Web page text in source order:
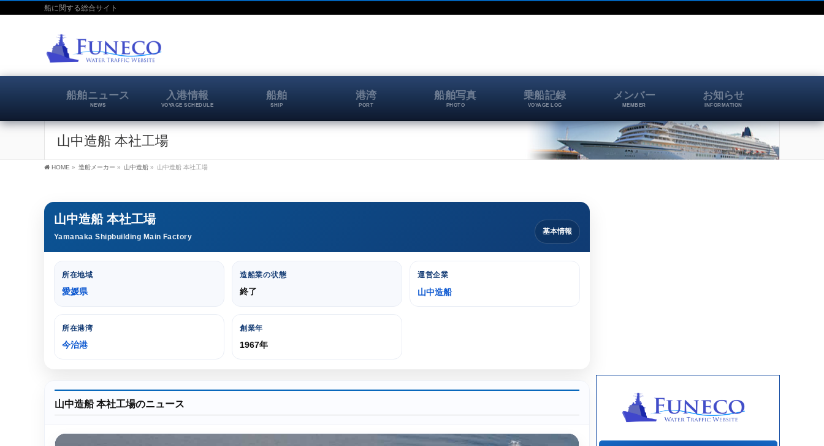
船に関する総合サイト
船舶ニュース
NEWS
入港情報
VOYAGE SCHEDULE
船舶
SHIP
港湾
PORT
船舶写真
PHOTO
乗船記録
VOYAGE LOG
メンバー
MEMBER
お知らせ
INFORMATION
山中造船 本社工場
HOME » 造船メーカー » 山中造船 » 山中造船 本社工場
山中造船 本社工場
Yamanaka Shipbuilding Main Factory
基本情報
所在地域
愛媛県
造船業の状態
終了
運営企業
山中造船
所在港湾
今治港
創業年
1967年
山中造船 本社工場のニュース